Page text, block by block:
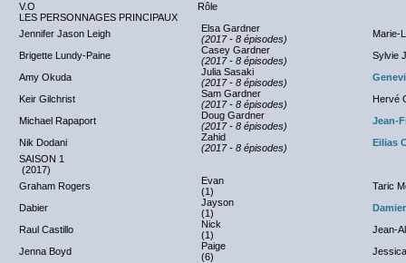
V.O
Rôle
LES PERSONNAGES PRINCIPAUX
Jennifer Jason Leigh
Elsa Gardner
(2017 - 8 épisodes)
Marie-
Brigette Lundy-Paine
Casey Gardner
(2017 - 8 épisodes)
Sylvie
Amy Okuda
Julia Sasaki
(2017 - 8 épisodes)
Keir Gilchrist
Sam Gardner
(2017 - 8 épisodes)
Hervé
Michael Rapaport
Doug Gardner
(2017 - 8 épisodes)
Jean-
Nik Dodani
Zahid
(2017 - 8 épisodes)
Eilias
SAISON 1
(2017)
Graham Rogers
Evan
(1)
Taric
Dabier
Jayson
(1)
Raul Castillo
Nick
(1)
Jean-
Jenna Boyd
Paige
(6)